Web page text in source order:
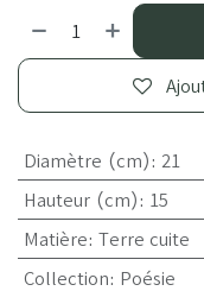
Diamètre (cm): 21
Hauteur (cm): 15
Matière: Terre cuite
Collection: Poésie